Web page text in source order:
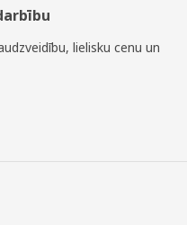
lielisku cenu un